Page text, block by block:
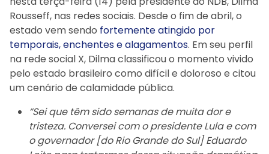
Rousseff, nas redes sociais. Desde o fim de abril, o
estado vem sendo fortemente atingido por
temporais, enchentes e alagamentos. Em seu perfil
na rede social X, Dilma classificou o momento vivido
pelo estado brasileiro como difícil e doloroso e citou
um cenário de calamidade pública.
“Sei que têm sido semanas de muita dor e
tristeza. Conversei com o presidente Lula e com
o governador [do Rio Grande do Sul] Eduardo